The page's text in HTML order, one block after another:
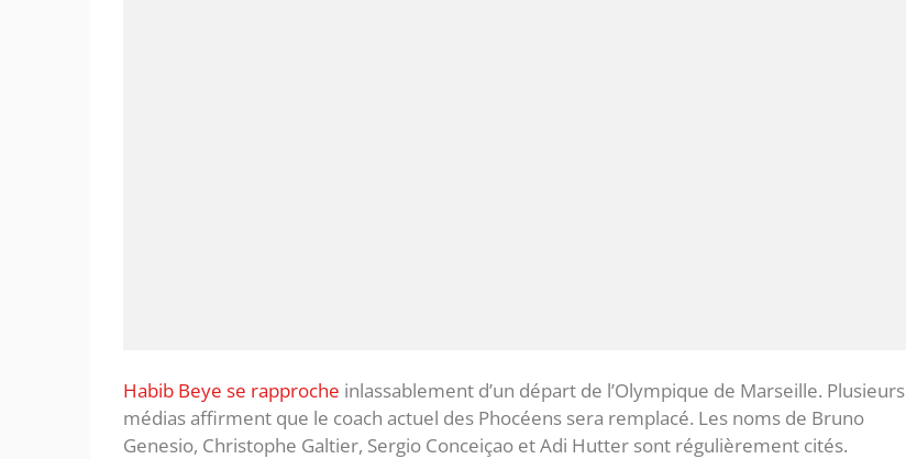
Habib Beye se rapproche inlassablement d’un départ de l’Olympique de Marseille. Plusieurs
médias affirment que le coach actuel des Phocéens sera remplacé. Les noms de Bruno
Genesio, Christophe Galtier, Sergio Conceiçao et Adi Hutter sont régulièrement cités.